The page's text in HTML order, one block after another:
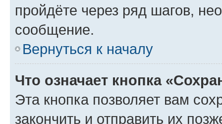
пройдёте через ряд шагов,
сообщение.
Вернуться к началу
Что означает кнопка
Эта кнопка позволяет вам
закончить и отправить их